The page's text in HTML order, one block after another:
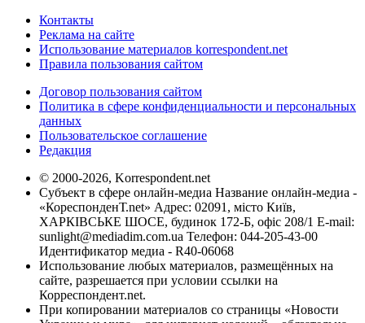
Контакты
Реклама на сайте
Использование материалов korrespondent.net
Правила пользования сайтом
Договор пользования сайтом
Политика в сфере конфиденциальности и персональных
данных
Пользовательское соглашение
Редакция
© 2000-2026, Korrespondent.net
Субъект в сфере онлайн-медиа Название онлайн-медиа -
«КореспонденТ.net» Адрес: 02091, місто Київ,
ХАРКІВСЬКЕ ШОСЕ, будинок 172-Б, офіс 208/1 E-mail:
sunlight@mediadim.com.ua Телефон: 044-205-43-00
Идентификатор медиа - R40-06068
Использование любых материалов, размещённых на
сайте, разрешается при условии ссылки на
Корреспондент.net.
При копировании материалов со страницы «Новости